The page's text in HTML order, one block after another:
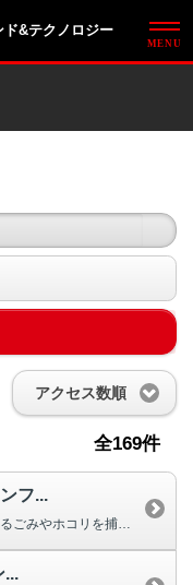
ド&テクノロジー
アクセス数順
全169件
フ...
...